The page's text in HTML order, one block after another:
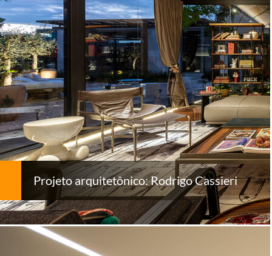
Projeto arquitetônico: Rodrigo Cassieri